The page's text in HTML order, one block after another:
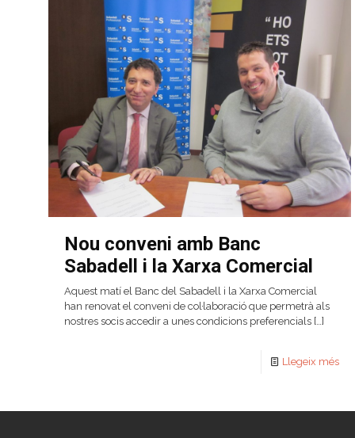
Nou conveni amb Banc
Sabadell i la Xarxa Comercial
Aquest matí el Banc del Sabadell i la Xarxa Comercial
han renovat el conveni de col·laboració que permetrà als
nostres socis accedir a unes condicions preferencials […]
Llegeix més